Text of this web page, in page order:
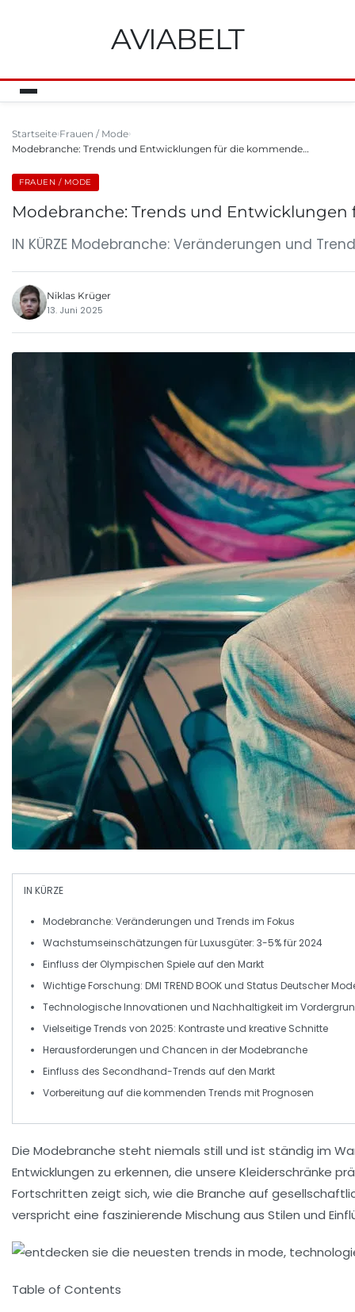
AVIABELT
Startseite Frauen / Mode
Modebranche: Trends und Entwicklungen für die kommende…
FRAUEN / MODE
Modebranche: Trends und
IN KÜRZE Modebranche: Veränderungen und
Niklas Krüger
13. Juni 2025
IN KÜRZE
Modebranche: Veränderungen und Trends im Fokus
Wachstumseinschätzungen fürLuxusgüter: 3-5% für 2024
Einfluss der Olympischen Spiele auf den Markt
WichtigeForschung: DMI TREND BOOK und Status Deutscher
TechnologischeInnovationen und Nachhaltigkeitim
VielseitigeTrends von 2025: Kontraste und kreative Schnitte
Herausforderungen und Chancen in der Modebranche
Einfluss des Secondhand-Trends auf den Markt
Vorbereitung auf die kommenden Trends mit Prognosen
Die Modebranche steht niemals still und ist ständig im
Entwicklungen zu erkennen, die unsere Kleiderschränke
Fortschritten zeigt sich, wie die Branche auf
verspricht eine faszinierende Mischung aus Stilen und
Table of Contents